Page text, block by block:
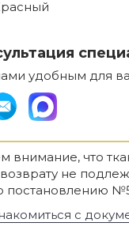
удобным для
внимание, что
возврату не
постановлению
с